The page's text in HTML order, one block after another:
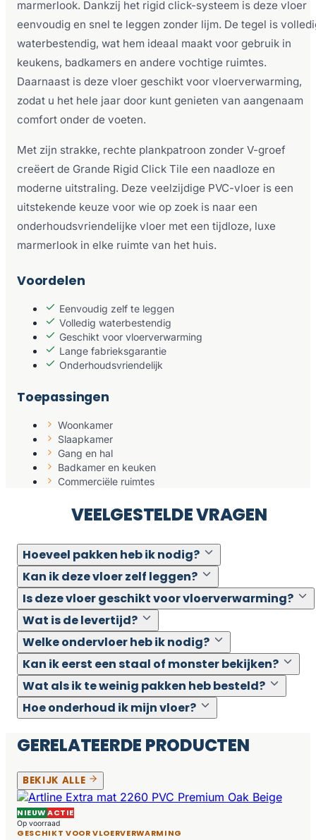
marmerlook. Dankzij het rigid click-systeem is deze vloer
eenvoudig en snel te leggen zonder lijm. De tegel is
waterbestendig, wat hem ideaal maakt voor gebruik in
keukens, badkamers en andere vochtige ruimtes.
Daarnaast is deze vloer geschikt voor vloerverwarming,
zodat u het hele jaar door kunt genieten van aangenaam
comfort onder de voeten.
Met zijn strakke, rechte plankpatroon zonder V-groef
creëert de Grande Rigid Click Tile een naadloze en
moderne uitstraling. Deze veelzijdige PVC-vloer is een
uitstekende keuze voor wie op zoek is naar een
onderhoudsvriendelijke vloer met een tijdloze, luxe
marmerlook in elke ruimte van het huis.
Voordelen
Eenvoudig zelf te leggen
Volledig waterbestendig
Geschikt voor vloerverwarming
Lange fabrieksgarantie
Onderhoudsvriendelijk
Toepassingen
Woonkamer
Slaapkamer
Gang en hal
Badkamer en keuken
Commerciële ruimtes
VEELGESTELDE VRAGEN
Hoeveel pakken heb ik nodig?
Kan ik deze vloer zelf leggen?
Is deze vloer geschikt voor vloerverwarming?
Wat is de levertijd?
Welke ondervloer heb ik nodig?
Kan ik eerst een staal of monster bekijken?
Wat als ik te weinig pakken heb besteld?
Hoe onderhoud ik mijn vloer?
GERELATEERDE PRODUCTEN
BEKIJK ALLE
NIEUWACTIE
Op voorraad
GESCHIKT VOOR VLOERVERWARMING